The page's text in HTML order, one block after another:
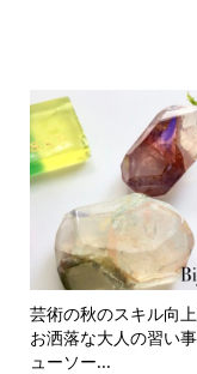
芸術の秋のスキル向上
お洒落な大人の習い
ューソー...